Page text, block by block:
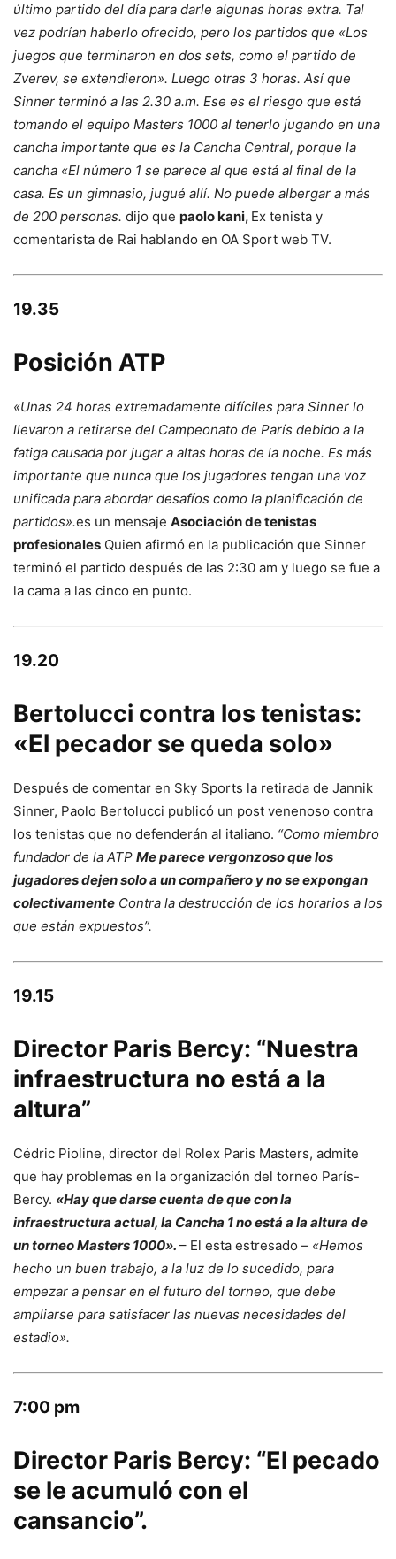
último partido del día para darle algunas horas extra. Tal
vez podrían haberlo ofrecido, pero los partidos que «Los
juegos que terminaron en dos sets, como el partido de
Zverev, se extendieron». Luego otras 3 horas. Así que
Sinner terminó a las 2.30 a.m. Ese es el riesgo que está
tomando el equipo Masters 1000 al tenerlo jugando en una
cancha importante que es la Cancha Central, porque la
cancha «El número 1 se parece al que está al final de la
casa. Es un gimnasio, jugué allí. No puede albergar a más
de 200 personas. dijo que paolo kani, Ex tenista y
comentarista de Rai hablando en OA Sport web TV.
19.35
Posición ATP
«Unas 24 horas extremadamente difíciles para Sinner lo
llevaron a retirarse del Campeonato de París debido a la
fatiga causada por jugar a altas horas de la noche. Es más
importante que nunca que los jugadores tengan una voz
unificada para abordar desafíos como la planificación de
partidos».es un mensaje Asociación de tenistas
profesionales Quien afirmó en la publicación que Sinner
terminó el partido después de las 2:30 am y luego se fue a
la cama a las cinco en punto.
19.20
Bertolucci contra los tenistas:
«El pecador se queda solo»
Después de comentar en Sky Sports la retirada de Jannik
Sinner, Paolo Bertolucci publicó un post venenoso contra
los tenistas que no defenderán al italiano. “Como miembro
fundador de la ATP Me parece vergonzoso que los
jugadores dejen solo a un compañero y no se expongan
colectivamente Contra la destrucción de los horarios a los
que están expuestos”.
19.15
Director Paris Bercy: “Nuestra
infraestructura no está a la
altura”
Cédric Pioline, director del Rolex Paris Masters, admite
que hay problemas en la organización del torneo París-
Bercy. «Hay que darse cuenta de que con la
infraestructura actual, la Cancha 1 no está a la altura de
un torneo Masters 1000». – El esta estresado – «Hemos
hecho un buen trabajo, a la luz de lo sucedido, para
empezar a pensar en el futuro del torneo, que debe
ampliarse para satisfacer las nuevas necesidades del
estadio».
7:00 pm
Director Paris Bercy: “El pecado
se le acumuló con el
cansancio”.